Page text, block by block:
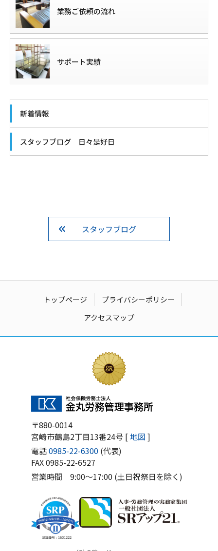
業務ご依頼の流れ
サポート実績
新着情報
スタッフブログ 日々是好日
スタッフブログ
トップページ
プライバシーポリシー
アクセスマップ
〒880-0014
宮崎市鶴島2丁目13番24号 [地図 ]
電話0985-22-6300 (代表)
FAX 0985-22-6527
営業時間 9:00〜17:00 (土日祝祭日を除く)